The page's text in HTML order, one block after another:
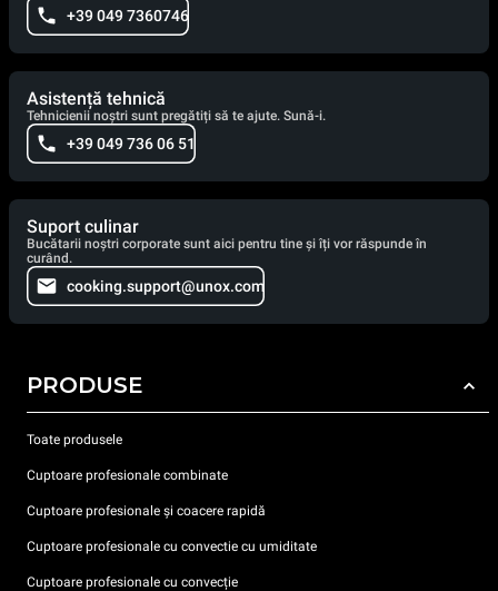
+39 049 7360746
Asistență tehnică
Tehnicienii noștri sunt pregătiți să te ajute. Sună-i.
+39 049 736 06 51
Suport culinar
Bucătarii noștri corporate sunt aici pentru tine și îți vor răspunde în
curând.
cooking.support@unox.com
PRODUSE
Toate produsele
Cuptoare profesionale combinate
Cuptoare profesionale și coacere rapidă
Cuptoare profesionale cu convectie cu umiditate
Cuptoare profesionale cu convecție